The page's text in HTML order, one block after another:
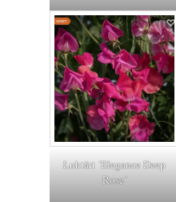
Luktärt ´Elegance Deep
Rose´